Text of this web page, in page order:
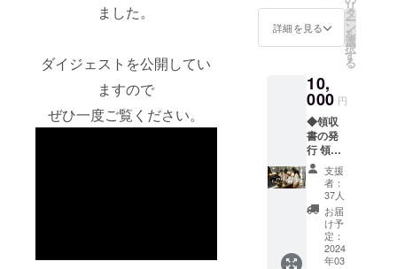
ました。
ダイジェストを公開してい
ますので
ぜひ一度ご覧ください。
ミュー
ジカル
とピア
ノ物語
のフル
バー
ジョン
の動画
をお届
けしま
す。
・収録
時間：
約60分
・提
100th-
piano.c
校HPに
リンク
す。
http://bi
wamina
mi-
es.naga
hama.e
d.jp/）
名前掲
載をご
希望の
送付 お
礼状の
送付先
を備考
欄にご
記入く
ださ
い。
◆100年
ピアノ
のHPに
お名前
掲載(希
望制)
100年ピ
アノの
HP：
詳細を見る
リ
タ
ー
ン
を
選
択
す
る
10,
000 円
◆領収
書の発
行 領収
書に記
載する
お名前
を備考
欄にご
記入く
ださ
い。 ◆
支援
者：
37人
お届
け予
定：
2024
年03